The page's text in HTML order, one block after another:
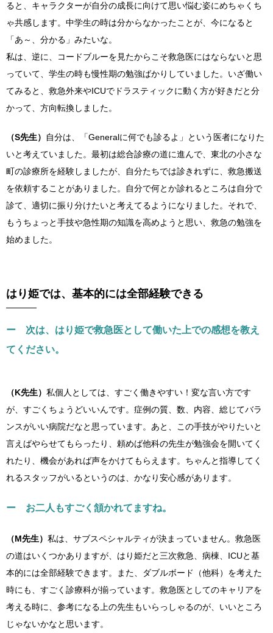
ると、キャラクターが自分の成長に向けて思い悩む姿にめちゃくち
ゃ共感します。中学生の時は分からなかったことが、今になると
「あ～、分かる」みたいな。
私は、逆に、コードブルーを見たからこそ救急医にはならないと思
っていて、学生の時も慢性期の勉強ばかりしていました。いざ働い
てみると、救急外来やICUでドラスティックに動く方が好きだと分
かって、方向転換しました。
（S先生）
自分は、「Generalに何でも診るよ」という医者になりた
いと考えていました。最初は総合診療の道に進んで、東北の小さな
町の診療所を経験しましたが、自分たちでは診きれずに、救急搬送
を依頼することがありました。自分で何とか診れるところは自分で
診て、適切に振り分けたいと考えてるようになりました。それで、
もうちょっと手技や急性期の知識を高めようと思い、救急の勉強を
始めました。
はり姫では、基本的には全部経験できる
ー 次は、はり姫で救急医として働いた上での感想を教え
てください。
（K先生） 私個人としては、すごく働きやすい！変な言い方です
が、すごくちょうどいいんです。症例の質、数、内容、総じてバラ
ンスがいい病院だなと思っています。あと、この手技がやりたいと
言えばやらせてもらったり、頼めば他科の先生が勉強会を開いてく
れたり、機会があれば声をかけてもらえます。ちゃんと指導してく
れるスタッフがいるというのは、かなり安心感があります。
ー お二人もすごく頷かれてますね。
（M先生） 私は、サブスペシャルティが決まっていません。救急医
の道はいくつかありますが、はり姫だと三次救急、病棟、ICUと基
本的には全部経験できます。また、ダブルボード（他科）を考えた
時にも、すごく診療科が揃っています。救急医としてのキャリアを
考える時に、参考になる上の先生もいらっしゃるのが、いいところ
じゃないかなと思います。